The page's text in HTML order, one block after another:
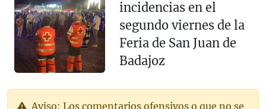
incidencias en el
segundo viernes de la
Feria de San Juan de
Badajoz
Aviso: Los comentarios ofensivos o que no se